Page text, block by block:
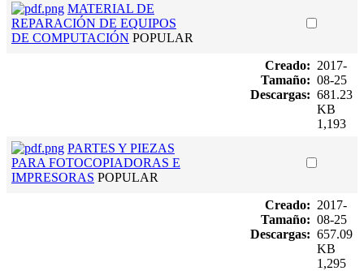
MATERIAL DE
REPARACIÓN DE EQUIPOS
DE COMPUTACIÓN POPULAR
Creado:
Tamaño:
Descargas:
2017-
08-25
681.23
KB
1,193
PARTES Y PIEZAS
PARA FOTOCOPIADORAS E
IMPRESORAS POPULAR
Creado:
Tamaño:
Descargas:
2017-
08-25
657.09
KB
1,295